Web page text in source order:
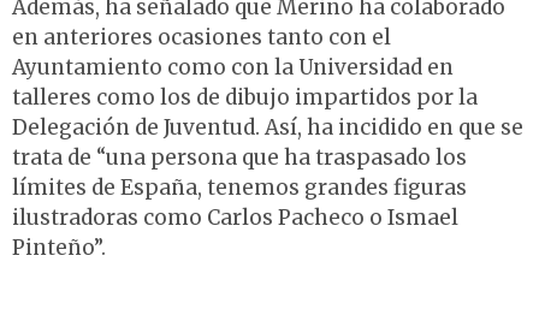
Además, ha señalado que Merino ha colaborado
en anteriores ocasiones tanto con el
Ayuntamiento como con la Universidad en
talleres como los de dibujo impartidos por la
Delegación de Juventud. Así, ha incidido en que se
trata de “una persona que ha traspasado los
límites de España, tenemos grandes figuras
ilustradoras como Carlos Pacheco o Ismael
Pinteño”.